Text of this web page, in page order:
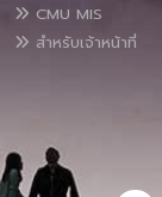
CMU MIS
สำหรับเจ้าหน้าที่